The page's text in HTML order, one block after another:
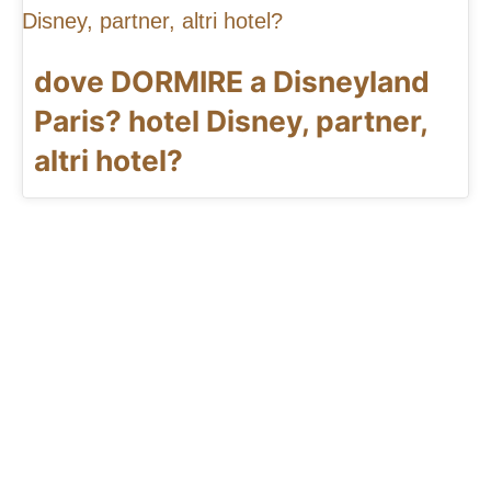
dove DORMIRE a Disneyland
Paris? hotel Disney, partner,
altri hotel?